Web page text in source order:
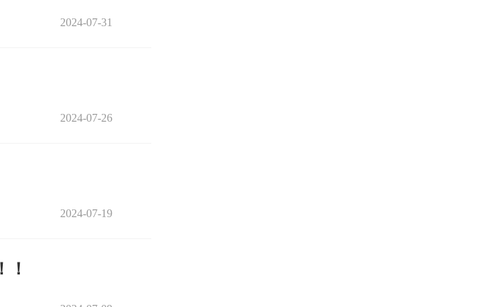
2024-07-31
2024-07-26
2024-07-19
！